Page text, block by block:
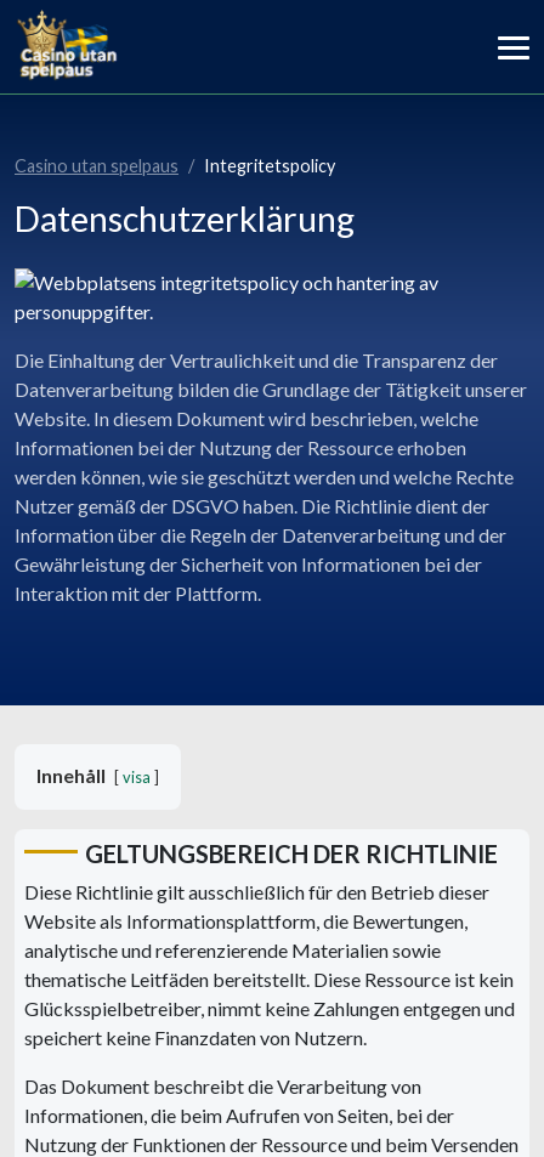
Casino utan spelpaus Integritetspolicy
Datenschutzerklärung
Die Einhaltung der Vertraulichkeit und die Transparenz der
Datenverarbeitung bilden die Grundlage der Tätigkeit unserer
Website. In diesem Dokument wird beschrieben, welche
Informationen bei der Nutzung der Ressource erhoben
werden können, wie sie geschützt werden und welche Rechte
Nutzer gemäß der DSGVO haben. Die Richtlinie dient der
Information über die Regeln der Datenverarbeitung und der
Gewährleistung der Sicherheit von Informationen bei der
Interaktion mit der Plattform.
Innehåll visa
GELTUNGSBEREICH DER RICHTLINIE
Diese Richtlinie gilt ausschließlich für den Betrieb dieser
Website als Informationsplattform, die Bewertungen,
analytische und referenzierende Materialien sowie
thematische Leitfäden bereitstellt. Diese Ressource ist kein
Glücksspielbetreiber, nimmt keine Zahlungen entgegen und
speichert keine Finanzdaten von Nutzern.
Das Dokument beschreibt die Verarbeitung von
Informationen, die beim Aufrufen von Seiten, bei der
Nutzung der Funktionen der Ressource und beim Versenden